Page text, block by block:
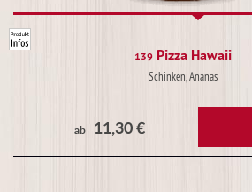
139Pizza Hawaii
Schinken, Ananas
ab 11,30 €